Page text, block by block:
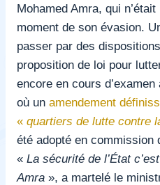
Mohamed Amra, qui
moment de son évasion.
passer par des
proposition de loi pour
encore en cours
où un amendement
« quartiers de lutte contre
été adopté en
« La sécurité de l’État
Amra », a martelé le